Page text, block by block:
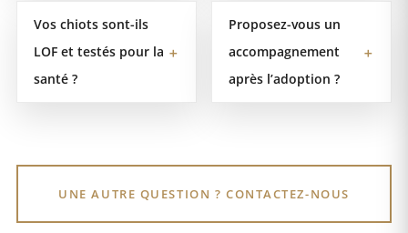
Vos chiots sont-ils
LOF et testés pour la
santé ?
＋
Proposez-vous un
accompagnement
après l’adoption ?
＋
UNE AUTRE QUESTION ? CONTACTEZ-NOUS